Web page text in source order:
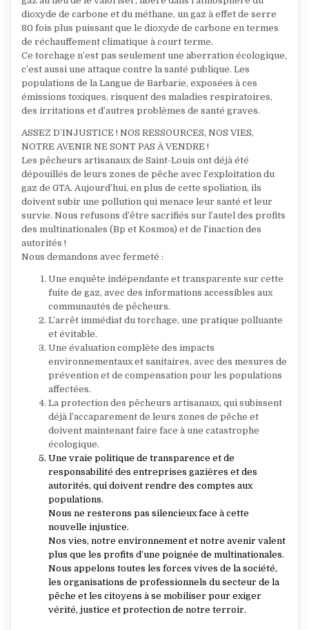
dioxyde de carbone et du méthane, un gaz à effet de serre
80 fois plus puissant que le dioxyde de carbone en termes
de réchauffement climatique à court terme.
Ce torchage n’est pas seulement une aberration écologique,
c’est aussi une attaque contre la santé publique. Les
populations de la Langue de Barbarie, exposées à ces
émissions toxiques, risquent des maladies respiratoires,
des irritations et d’autres problèmes de santé graves.
ASSEZ D’INJUSTICE ! NOS RESSOURCES, NOS VIES,
NOTRE AVENIR NE SONT PAS À VENDRE !
Les pêcheurs artisanaux de Saint-Louis ont déjà été
dépouillés de leurs zones de pêche avec l’exploitation du
gaz de GTA. Aujourd’hui, en plus de cette spoliation, ils
doivent subir une pollution qui menace leur santé et leur
survie. Nous refusons d’être sacrifiés sur l’autel des profits
des multinationales (Bp et Kosmos) et de l’inaction des
autorités !
Nous demandons avec fermeté :
Une enquête indépendante et transparente sur cette
fuite de gaz, avec des informations accessibles aux
communautés de pêcheurs.
L’arrêt immédiat du torchage, une pratique polluante
et évitable.
Une évaluation complète des impacts
environnementaux et sanitaires, avec des mesures de
prévention et de compensation pour les populations
affectées.
La protection des pêcheurs artisanaux, qui subissent
déjà l’accaparement de leurs zones de pêche et
doivent maintenant faire face à une catastrophe
écologique.
Une vraie politique de transparence et de
responsabilité des entreprises gazières et des
autorités, qui doivent rendre des comptes aux
populations.
Nous ne resterons pas silencieux face à cette
nouvelle injustice.
Nos vies, notre environnement et notre avenir valent
plus que les profits d’une poignée de multinationales.
Nous appelons toutes les forces vives de la société,
les organisations de professionnels du secteur de la
pêche et les citoyens à se mobiliser pour exiger
vérité, justice et protection de notre terroir.